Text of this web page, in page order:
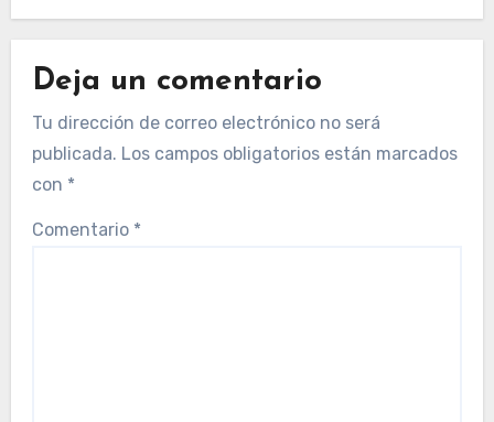
Deja un comentario
Tu dirección de correo electrónico no será
publicada. Los campos obligatorios están marcados
con *
Comentario *